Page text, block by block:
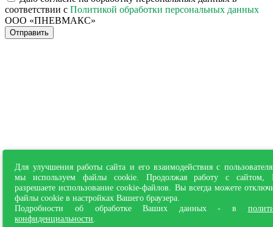
Для улучшения работы сайта и его взаимодействия с
мы используем файлы cookie. Продолжая работу с сайтом,
разрешаете использование cookie-файлов. Вы всегда можете
файлы cookie в настройках Вашего браузера.
Подробности об обработке Ваших данных - в
конфиденциальности
соответствии с Политикой обработки персональных данных
ООО «ПНЕВМАКС»
Отправить